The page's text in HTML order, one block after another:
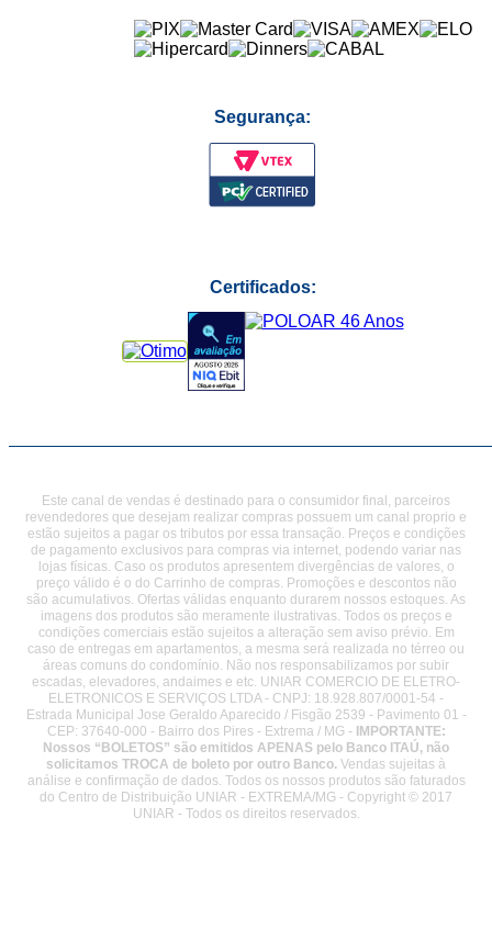
Segurança:
Certificados:
Este canal de vendas é destinado para o consumidor final, parceiros
revendedores que desejam realizar compras possuem um canal proprio e
estão sujeitos a pagar os tributos por essa transação. Preços e condições
de pagamento exclusivos para compras via internet, podendo variar nas
lojas físicas. Caso os produtos apresentem divergências de valores, o
preço válido é o do Carrinho de compras. Promoções e descontos não
são acumulativos. Ofertas válidas enquanto durarem nossos estoques. As
imagens dos produtos são meramente ilustrativas. Todos os preços e
condições comerciais estão sujeitos a alteração sem aviso prévio. Em
caso de entregas em apartamentos, a mesma será realizada no térreo ou
áreas comuns do condomínio. Não nos responsabilizamos por subir
escadas, elevadores, andaimes e etc. UNIAR COMERCIO DE ELETRO-
ELETRONICOS E SERVIÇOS LTDA - CNPJ: 18.928.807/0001-54 -
Estrada Municipal Jose Geraldo Aparecido / Fisgão 2539 - Pavimento 01 -
CEP: 37640-000 - Bairro dos Pires - Extrema / MG - IMPORTANTE:
Nossos “BOLETOS” são emitidos APENAS pelo Banco ITAÚ, não
solicitamos TROCA de boleto por outro Banco. Vendas sujeitas à
análise e confirmação de dados. Todos os nossos produtos são faturados
do Centro de Distribuição UNIAR - EXTREMA/MG - Copyright © 2017
UNIAR - Todos os direitos reservados.